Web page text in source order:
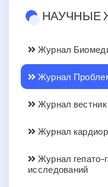
НАУЧНЫЕ
Журнал
Журнал
Журнал вестник
Журнал
Журнал гепато-
исследований